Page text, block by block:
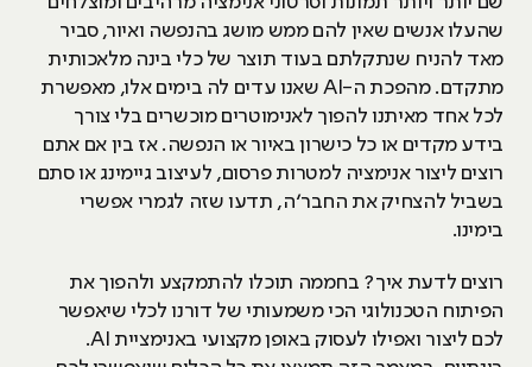
שהעלו אנשים שאין להם ממש מושג בהנפשה ואיור, סביר
מאד להניח שנתקלתם בעוד תוצר של כלי בינה מלאכותית
מתקדם. מהפכת ה-AI שאנו עדים לה בימים אלו, מאפשרת
לכל אחד מאיתנו להפוך לאנימוטרים מוכשרים בלי צורך
בידע מקדים או כל כישרון באיור או הנפשה. אז בין אם אתם
רוצים ליצור אנימציה למטרות פרסום, לעיצוב גיימינג או סתם
בשביל להצחיק את החבר׳ה, תדעו שזה לגמרי אפשרי
בימינו.
רוצים לדעת איך? בחממה תוכלו להתמקצע ולהפוך את
הפיתוח הטכנולוגי הכי משמעותי של דורנו לכלי שיאפשר
לכם ליצור ואפילו לעסוק באופן מקצועי באנימציית AI.